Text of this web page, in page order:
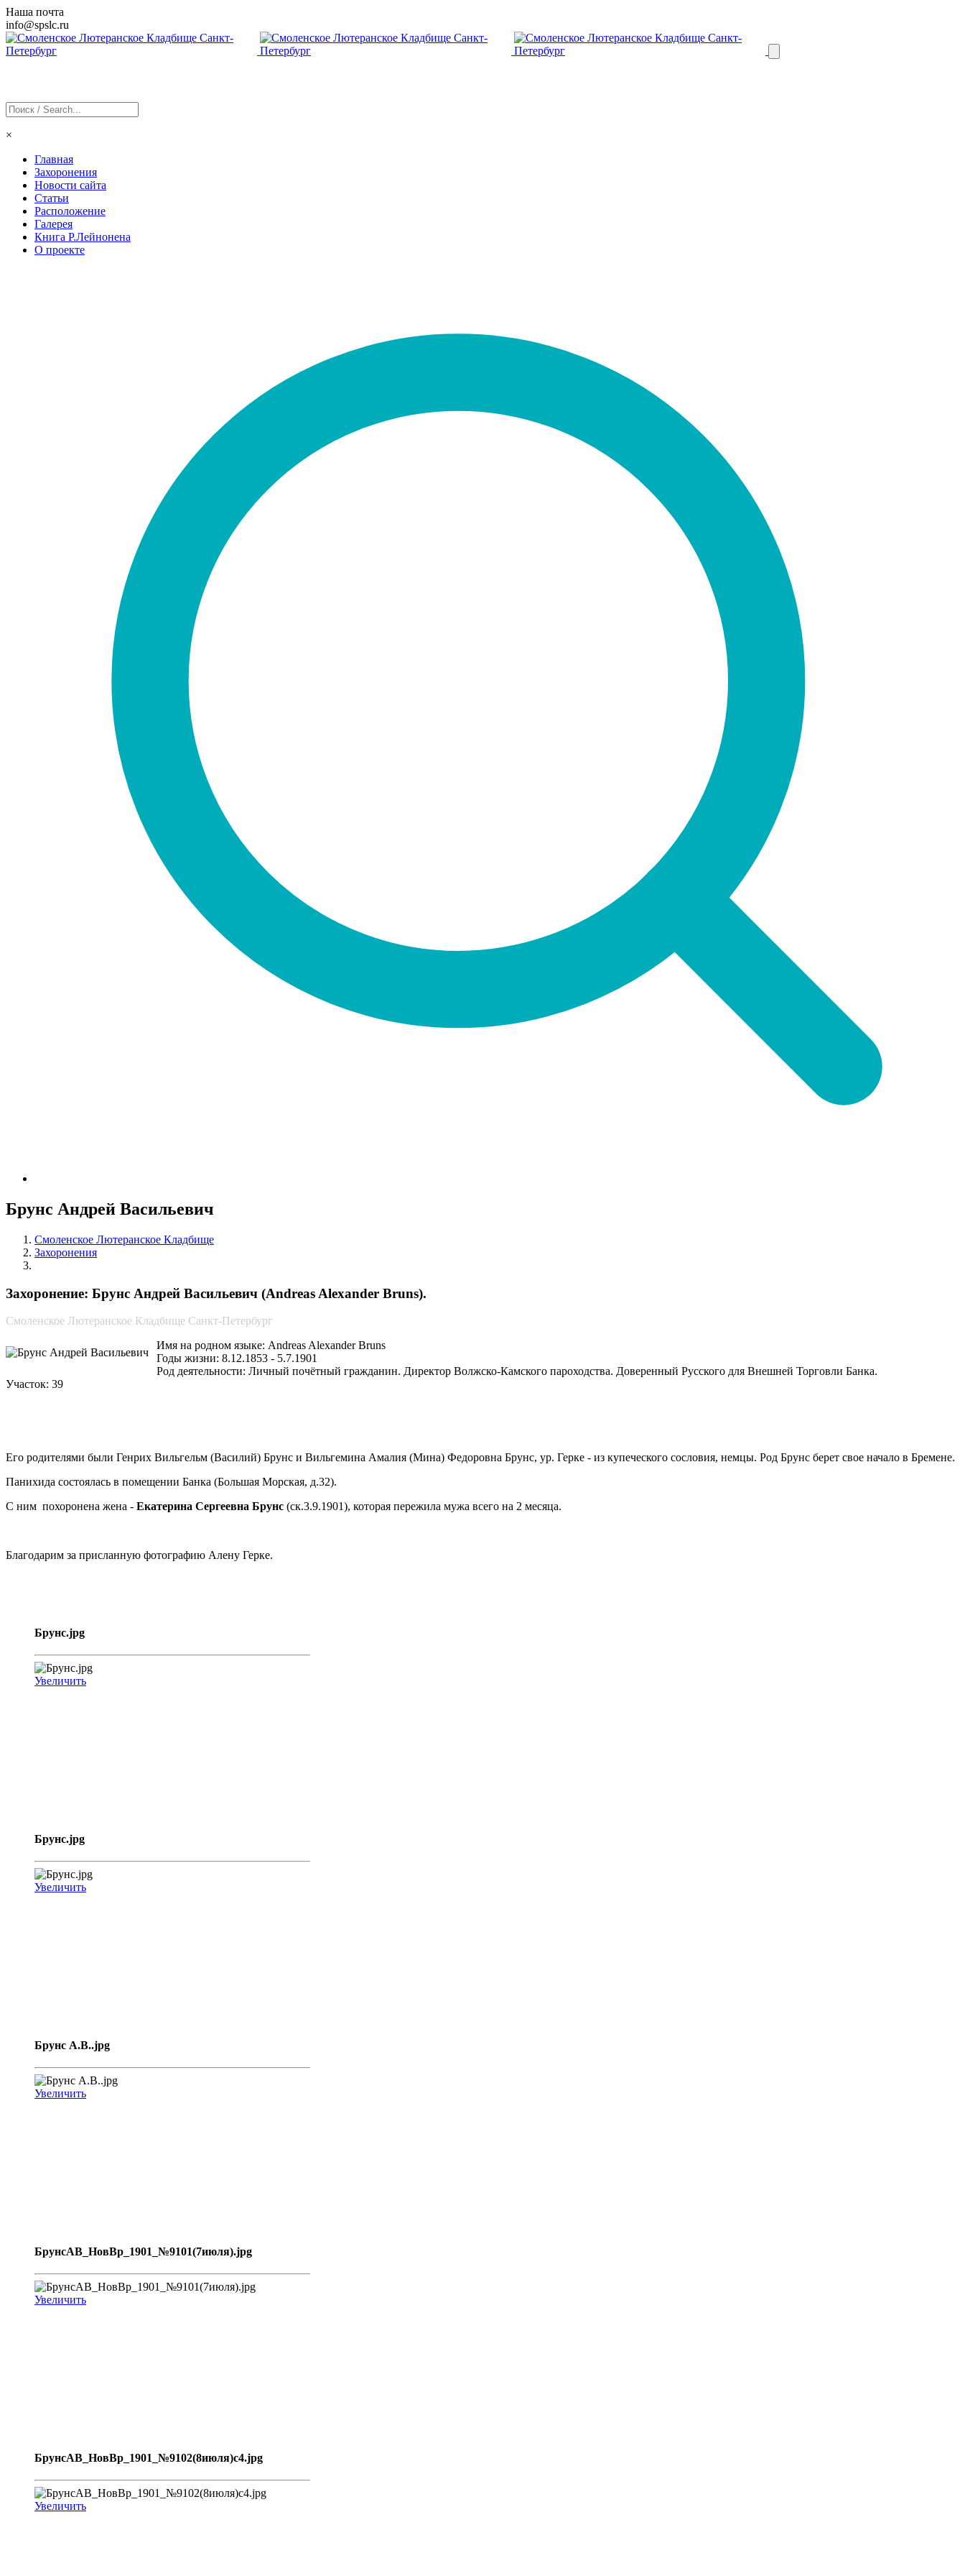
Наша почта
info@spslc.ru
×
Главная
Захоронения
Новости сайта
Статьи
Расположение
Галерея
Книга Р.Лейнонена
О проекте
Брунс Андрей Васильевич
Смоленское Лютеранское Кладбище
Захоронения
Захоронение: Брунс Андрей Васильевич (Andreas Alexander Bruns).
Смоленское Лютеранское Кладбище Санкт-Петербург
Имя на родном языке: Andreas Alexander Bruns
Годы жизни: 8.12.1853 - 5.7.1901
Род деятельности: Личный почётный гражданин. Директор Волжско-Камского пароходства. Доверенный Русского для Внешней Торговли Банка.
Участок: 39
Его родителями были Генрих Вильгельм (Василий) Брунс и Вильгемина Амалия (Мина) Федоровна Брунс, ур. Герке - из купеческого сословия, немцы. Род Брунс берет свое начало в Бремене.
Панихида состоялась в помещении Банка (Большая Морская, д.32).
С ним похоронена жена - Екатерина Сергеевна Брунс (ск.3.9.1901), которая пережила мужа всего на 2 месяца.
Благодарим за присланную фотографию Алену Герке.
Брунс.jpg
Увеличить
Брунс.jpg
Увеличить
Брунс А.В..jpg
Увеличить
БрунсАВ_НовВр_1901_№9101(7июля).jpg
Увеличить
БрунсАВ_НовВр_1901_№9102(8июля)с4.jpg
Увеличить